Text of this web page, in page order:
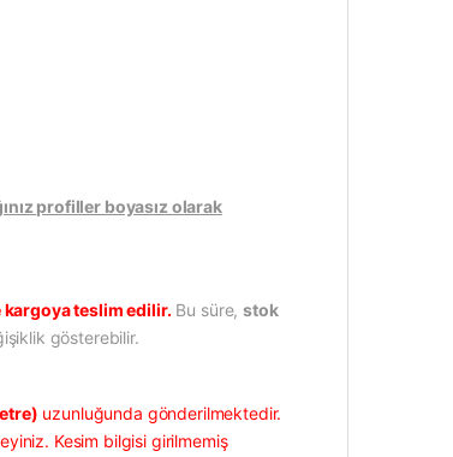
profiller boyasız olarak
teslim edilir. Bu süre,stok
gösterebilir.
uzunluğunda gönderilmektedir.
Kesim bilgisi girilmemiş